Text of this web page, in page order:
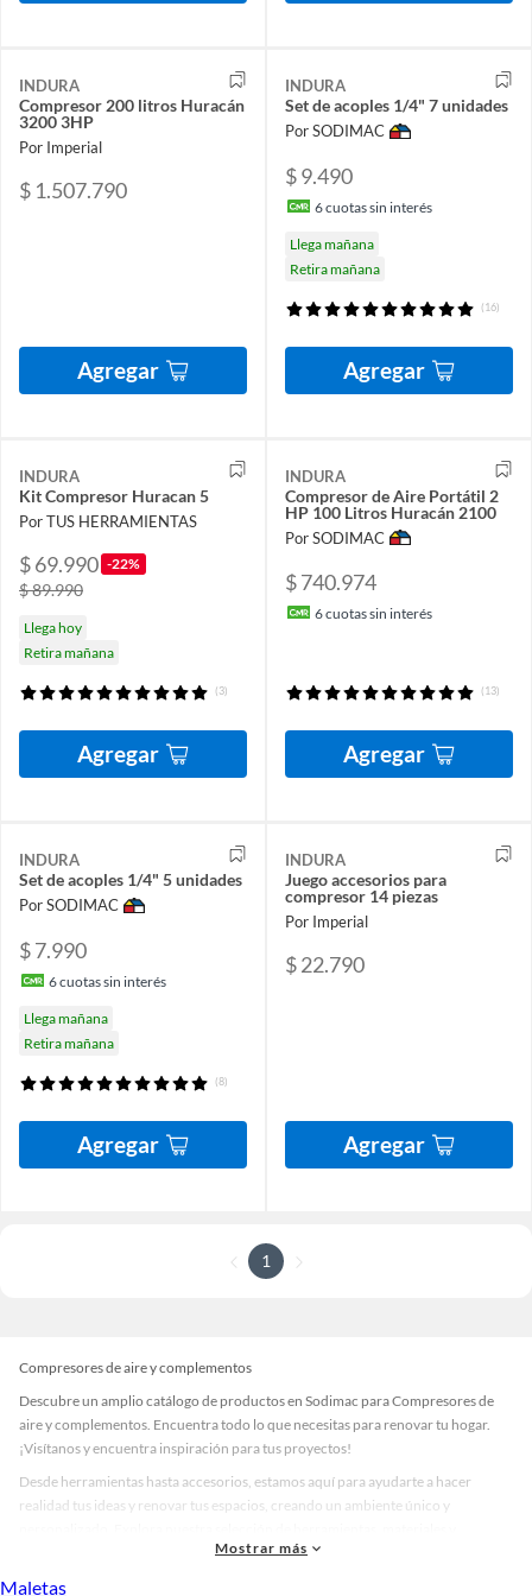
INDURA
Compresor 200 litros Huracán
3200 3HP
Por Imperial
$ 1.507.790
Agregar
INDURA
Set de acoples 1/4" 7 unidades
Por SODIMAC
$ 9.490
6cuotas sin interés
Llega mañana
Retira mañana
(16)
Agregar
INDURA
Kit Compresor Huracan 5
Por TUS HERRAMIENTAS
$ 69.990 -22%
$ 89.990
Llega hoy
Retira mañana
(3)
Agregar
INDURA
Compresor de Aire Portátil 2
HP 100 Litros Huracán 2100
Por SODIMAC
$ 740.974
6cuotas sin interés
(13)
Agregar
INDURA
Set de acoples 1/4" 5 unidades
Por SODIMAC
$ 7.990
6cuotas sin interés
Llega mañana
Retira mañana
(8)
Agregar
INDURA
Juego accesorios para
compresor 14 piezas
Por Imperial
$ 22.790
Agregar
1
Compresores de aire y complementos
Descubre un amplio catálogo de productos en Sodimac para Compresores de
aire y complementos. Encuentra todo lo que necesitas para renovar tu hogar.
¡Visítanos y encuentra inspiración para tus proyectos!
Desde herramientas hasta accesorios, estamos aquí para ayudarte a hacer
realidad tus ideas y renovar tus espacios, creando un ambiente único y
accesorios de calidad que te ayudarán a crear un espacio más tú.
Desde remodelaciones hasta proyectos de decoración, estamos aquí para hacer
Mostrar más
Maletas